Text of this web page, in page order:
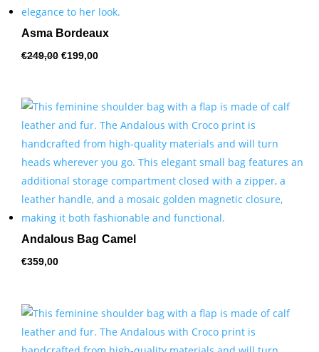
Asma Bordeaux
€249,00 prijs
€199,00prijs
Andalous Bag Camel
€359,00